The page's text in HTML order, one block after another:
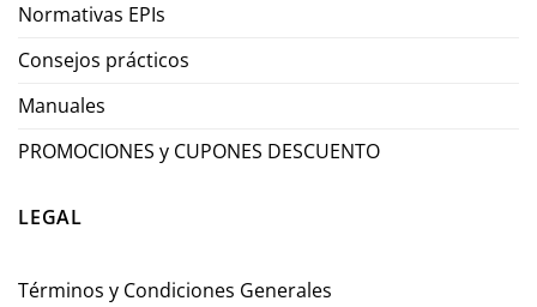
Normativas EPIs
Consejos prácticos
Manuales
PROMOCIONES y CUPONES DESCUENTO
LEGAL
Términos y Condiciones Generales